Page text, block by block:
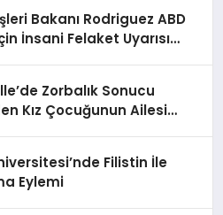
Bakanı Rodriguez ABD
İnsani Felaket Uyarısı
Zorbalık Sonucu
Kız Çocuğunun Ailesi
Filistin İle
Eylemi